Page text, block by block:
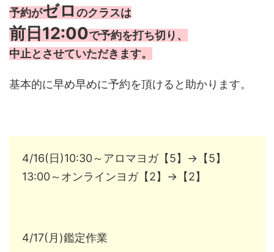
予約がゼロのクラスは
前日12:00で予約を打ち切り、
中止とさせていただきます。
基本的に早め早めに予約を頂けると助かります。
4/16(日)10:30～アロマヨガ【5】→【5】
13:00～オンラインヨガ【2】→【2】
4/17(月)鑑定作業